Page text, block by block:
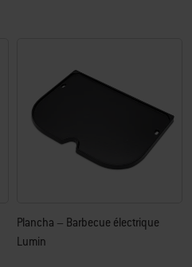
Plancha – Barbecue électrique
Lumin